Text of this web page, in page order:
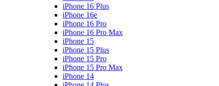
iPhone 16 Plus
iPhone 16e
iPhone 16 Pro
iPhone 16 Pro Max
iPhone 15
iPhone 15 Plus
iPhone 15 Pro
iPhone 15 Pro Max
iPhone 14